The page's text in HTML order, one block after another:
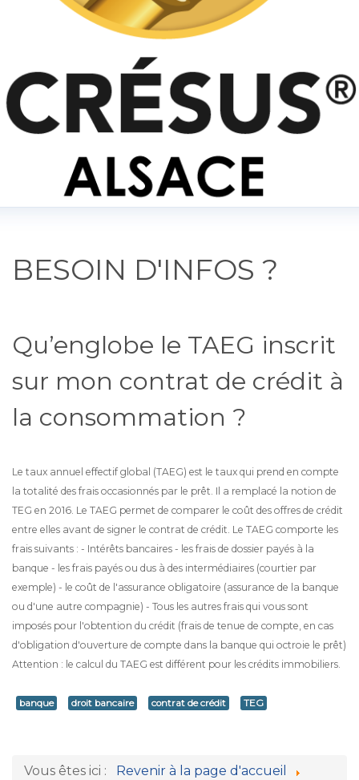
BESOIN D'INFOS ?
Qu’englobe le TAEG inscrit
sur mon contrat de crédit à
la consommation ?
Le taux annuel effectif global (TAEG) est le taux qui prend en compte
la totalité des frais occasionnés par le prêt. Il a remplacé la notion de
TEG en 2016. Le TAEG permet de comparer le coût des offres de crédit
entre elles avant de signer le contrat de crédit. Le TAEG comporte les
frais suivants : - Intérêts bancaires - les frais de dossier payés à la
banque - les frais payés ou dus à des intermédiaires (courtier par
exemple) - le coût de l'assurance obligatoire (assurance de la banque
ou d'une autre compagnie) - Tous les autres frais qui vous sont
imposés pour l'obtention du crédit (frais de tenue de compte, en cas
d'obligation d'ouverture de compte dans la banque qui octroie le prêt)
Attention : le calcul du TAEG est différent pour les crédits immobiliers.
banque droit bancaire contrat de crédit TEG
Vous êtes ici :
Revenir à la page d'accueil